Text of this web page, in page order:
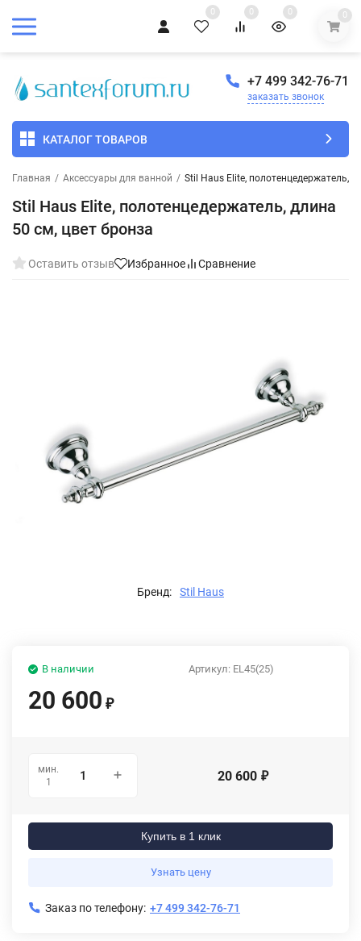
0 0 0 0
+7 499 342-76-71
заказать звонок
КАТАЛОГ ТОВАРОВ
Главная / Аксессуары для ванной / Stil Haus Elite, полотенцедержатель,
Stil Haus Elite, полотенцедержатель, длина
50 см, цвет бронза
Оставить отзыв Избранное Сравнение
Бренд: Stil Haus
Артикул: EL45(25)
В наличии
20 600 ₽
мин.
1
20 600 ₽
Купить в 1 клик
Узнать цену
Заказ по телефону: +7 499 342-76-71